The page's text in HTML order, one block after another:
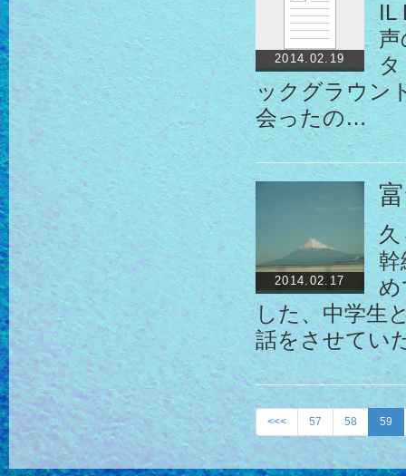
2014.02.19
IL
声
ックグラウン
会ったの…
2014.02.17
久
幹
した、中学生
話をさせてい
<<< 57 58 59